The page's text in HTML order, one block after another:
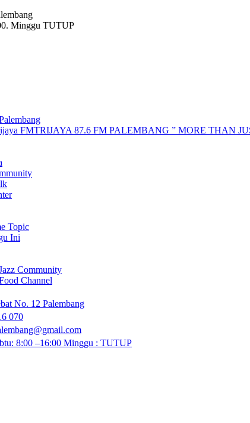
Minggu TUTUP
TRIJAYA 87.6 FM PALEMBANG ” MORE THAN
Topic
Ini
Community
Channel
No. 12 Palembang
070
8:00 –16:00 Minggu : TUTUP